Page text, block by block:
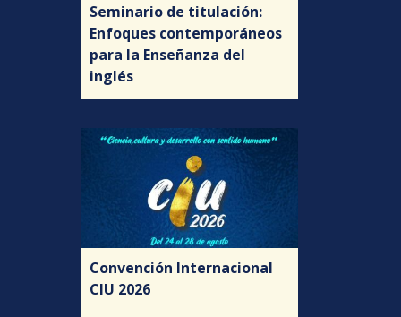
Seminario de titulación:
Enfoques contemporáneos
para la Enseñanza del
inglés
Convención Internacional
CIU 2026